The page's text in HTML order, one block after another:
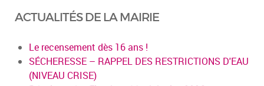
ACTUALITÉS DE LA MAIRIE
Le recensement dès 16 ans !
SÉCHERESSE – RAPPEL DES RESTRICTIONS D'EAU
(NIVEAU CRISE)